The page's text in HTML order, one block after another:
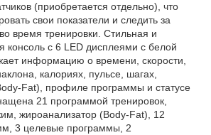
(приобретается отдельно), что
свои показатели и следить за
время тренировки. Стильная и
консоль с 6 LED дисплеями с белой
информацию о времени, скорости,
калориях, пульсе, шагах,
Fat), профиле программы и статусе
21 программой тренировок,
жироанализатор (Body-Fat), 12
3 целевые программы, 2